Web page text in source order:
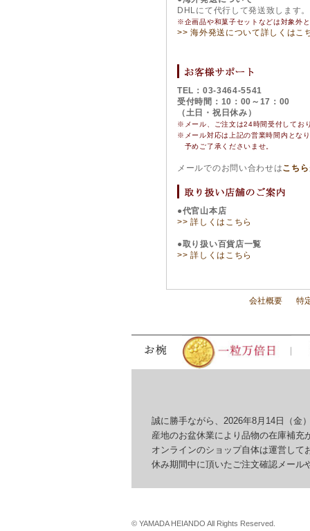
DHLにて代行して発送致します。
※企画品や和菓子セットなどは対象外
>> 海外発送について詳しくはこ
TEL：03-3464-5541
受付時間：10：00～17：00
（土日・祝日休み）
※メール、ご注文は24時間受付してお
※ メール対応は上記の営業時間内とな
予めご了承くださいませ。
メールでのお問い合わせはこちら
●代官山本店
>> 詳しくはこちら
●取り扱い百貨店一覧
>> 詳しくはこちら
会社概要 特
誠に勝手ながら、2026年8月14日（金）
産地のお盆休業により品物の在庫補充が
オンラインのショップ自体は運営して
休み期間中に頂いたご注文確認メール
© YAMADA HEIANDO All Rights Reserved.